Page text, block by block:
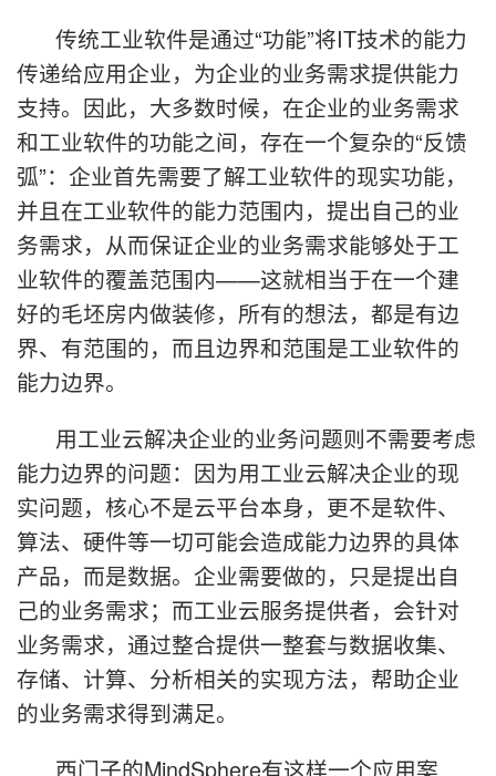
传统工业软件是通过“功能”将IT技术的能力
传递给应用企业，为企业的业务需求提供能力
支持。因此，大多数时候，在企业的业务需求
和工业软件的功能之间，存在一个复杂的“反馈
弧”：企业首先需要了解工业软件的现实功能，
并且在工业软件的能力范围内，提出自己的业
务需求，从而保证企业的业务需求能够处于工
业软件的覆盖范围内——这就相当于在一个建
好的毛坯房内做装修，所有的想法，都是有边
界、有范围的，而且边界和范围是工业软件的
能力边界。
用工业云解决企业的业务问题则不需要考虑
能力边界的问题：因为用工业云解决企业的现
实问题，核心不是云平台本身，更不是软件、
算法、硬件等一切可能会造成能力边界的具体
产品，而是数据。企业需要做的，只是提出自
己的业务需求；而工业云服务提供者，会针对
业务需求，通过整合提供一整套与数据收集、
存储、计算、分析相关的实现方法，帮助企业
的业务需求得到满足。
西门子的MindSphere有这样一个应用案